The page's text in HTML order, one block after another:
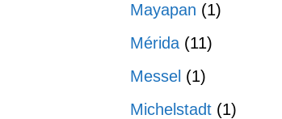
Mayapan (1)
Mérida (11)
Messel (1)
Michelstadt (1)